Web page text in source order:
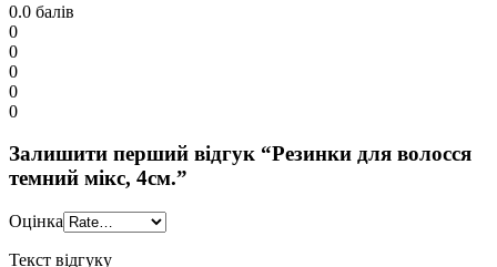
0.0 балів
0
0
0
0
0
Залишити перший відгук “Резинки для волосся
темний мікс, 4см.”
Оцінка
Текст відгуку